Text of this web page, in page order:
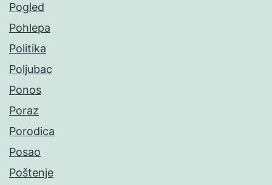
Pogled
Pohlepa
Politika
Poljubac
Ponos
Poraz
Porodica
Posao
Poštenje